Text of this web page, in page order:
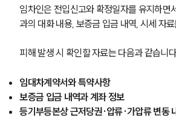
임차인은 전입신고와 확정일자를 유지하면
과의 대화 내용, 보증금 입금 내역, 시세 자
피해 발생 시 확인할 자료는 다음과 같습니
임대차계약서와 특약사항
보증금 입금 내역과 계좌 정보
등기부등본상 근저당권·압류·가압류 변동